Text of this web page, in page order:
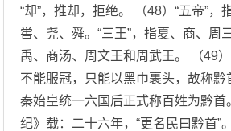
“却”，推却，拒绝。 （48）“五帝”，
喾、尧、舜。“三王”，指夏、商、周
禹、商汤、周文王和周武王。 （49
不能服冠，只能以黑巾裹头，故称黔
秦始皇统一六国后正式称百姓为黔首
纪》载：二十六年，“更名民曰黔首”